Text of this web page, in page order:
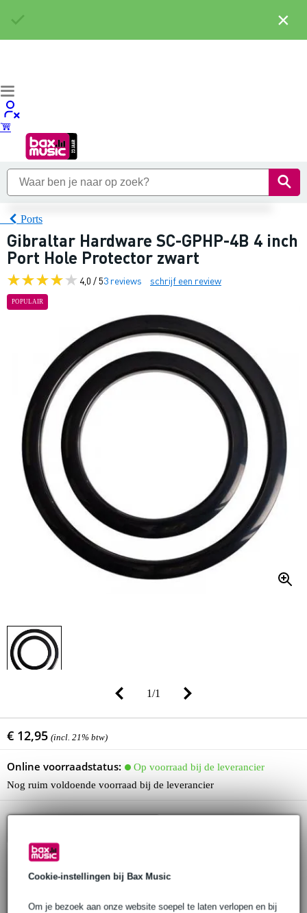
Cookie-instellingen bij Bax Music
Om je bezoek aan onze website soepel te laten verlopen en bij
Ports
Gibraltar Hardware SC-GPHP-4B 4 inch
Port Hole Protector zwart
4,0 / 53 reviews schrijf een review
POPULAIR
1/1
€ 12,95 (incl. 21% btw)
Online voorraadstatus:
Op voorraad bij de leverancier
Nog ruim voldoende voorraad bij de leverancier
Bestel voor 23:00 = over circa 5 werkdagen in huis
30 dagen 'niet goed geld terug' garantie
×